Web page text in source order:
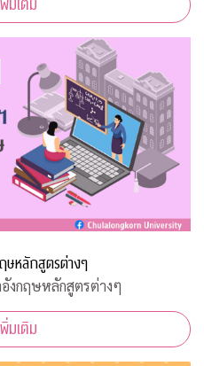
มเติม
ษหลักสูตรต่างๆ
งกฤษหลักสูตรต่างๆ
มเติม